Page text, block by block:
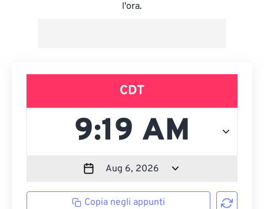
l'ora.
CDT
Copia negli appunti